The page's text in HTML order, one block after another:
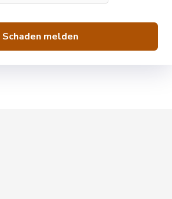
Schaden melden